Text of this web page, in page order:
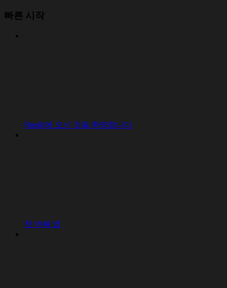
빠른 시작
Replit에 오신 것을 환영합니다
첫 번째 앱